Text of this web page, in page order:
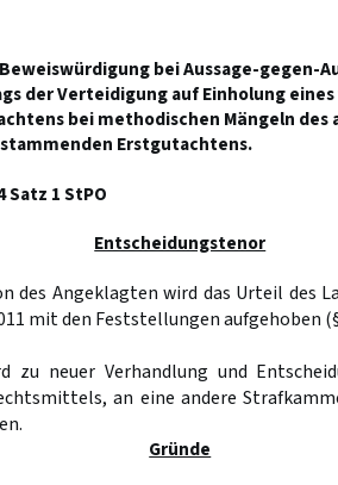
bei Aussage-gegen-
der Verteidigung auf Einholung
bei methodischen Mängeln des
Erstgutachtens.
Satz 1 StPO
Entscheidungstenor
des Angeklagten wird das Urteil des
mit den Feststellungen aufgehoben
zu neuer Verhandlung und
an eine andere
Gründe